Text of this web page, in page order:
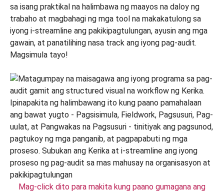
sa isang praktikal na halimbawa ng maayos na daloy ng
trabaho at magbahagi ng mga tool na makakatulong sa
iyong i-streamline ang pakikipagtulungan, ayusin ang mga
gawain, at panatilihing nasa track ang iyong pag-audit.
Magsimula tayo!
Mag-click dito para makita kung paano gumagana ang